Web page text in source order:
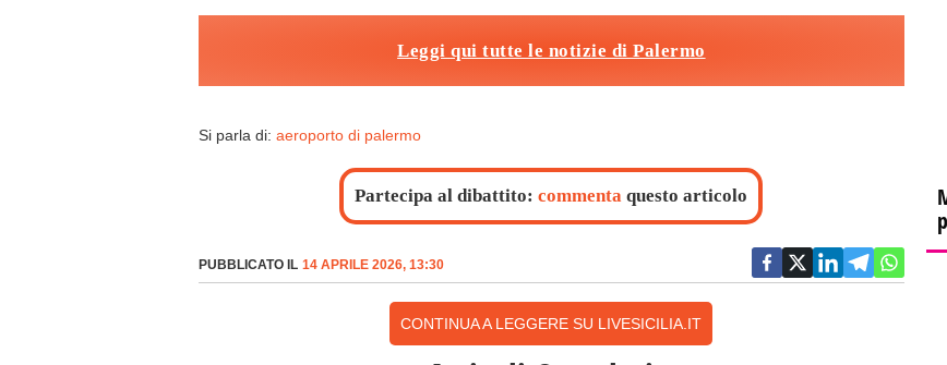
Leggi qui tutte le notizie di Palermo
Si parla di: aeroporto di palermo
Partecipa al dibattito:commenta questo articolo
PUBBLICATO IL 14 APRILE 2026, 13:30
CONTINUA A LEGGERE SU LIVESICILIA.IT